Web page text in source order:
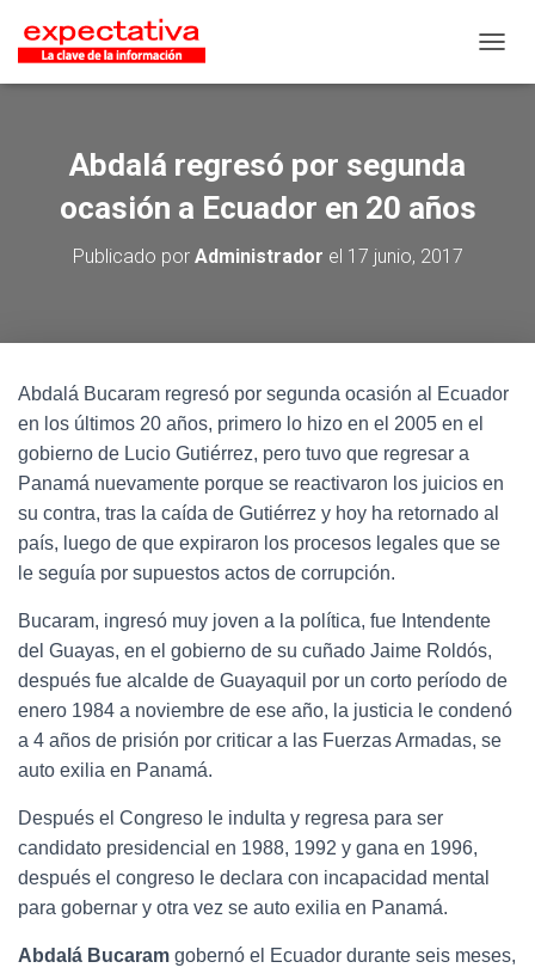
Abdalá regresó por segunda
ocasión a Ecuador en 20 años
Publicado por Administrador el 17 junio, 2017
Abdalá Bucaram regresó por segunda ocasión al Ecuador
en los últimos 20 años, primero lo hizo en el 2005 en el
gobierno de Lucio Gutiérrez, pero tuvo que regresar a
Panamá nuevamente porque se reactivaron los juicios en
su contra, tras la caída de Gutiérrez y hoy ha retornado al
país, luego de que expiraron los procesos legales que se
le seguía por supuestos actos de corrupción.
Bucaram, ingresó muy joven a la política, fue Intendente
del Guayas, en el gobierno de su cuñado Jaime Roldós,
después fue alcalde de Guayaquil por un corto período de
enero 1984 a noviembre de ese año, la justicia le condenó
a 4 años de prisión por criticar a las Fuerzas Armadas, se
auto exilia en Panamá.
Después el Congreso le indulta y regresa para ser
candidato presidencial en 1988, 1992 y gana en 1996,
después el congreso le declara con incapacidad mental
para gobernar y otra vez se auto exilia en Panamá.
Abdalá Bucaram gobernó el Ecuador durante seis meses,